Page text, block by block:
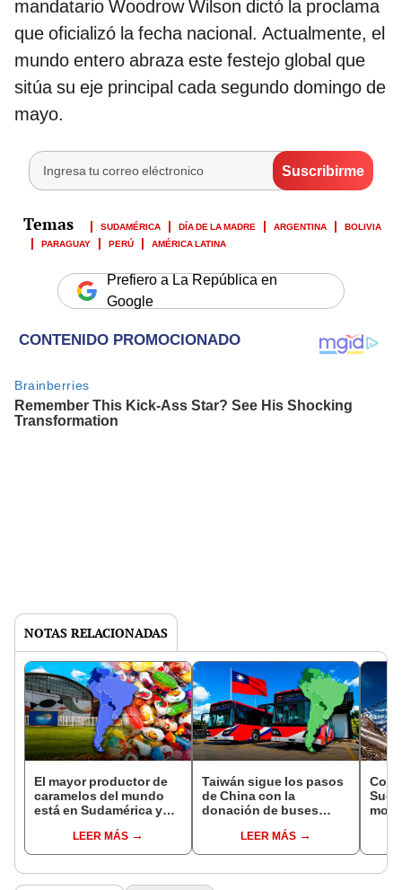
mandatario Woodrow Wilson dictó la proclama
que oficializó la fecha nacional. Actualmente, el
mundo entero abraza este festejo global que
sitúa su eje principal cada segundo domingo de
mayo.
SUDAMÉRICA DÍA DE LA MADRE ARGENTINA
BOLIVIA
PARAGUAY
PERÚ AMÉRICA LATINA
Prefiero a La República en
Google
NOTAS RELACIONADAS
El mayor productor de
caramelos del mundo
está en Sudamérica y
países, como Perú:
fabrican sus propios
LEER MÁS
Taiwán sigue los pasos
de China con la
donación de buses
Sudamérica para
modernizar su
2026
LEER MÁS
Con
no